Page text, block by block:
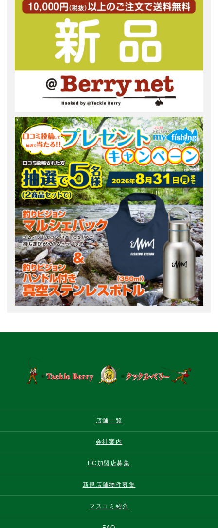
店舗一覧
会社案内
FC加盟店募集
新規店舗物件募集
マスコミ紹介